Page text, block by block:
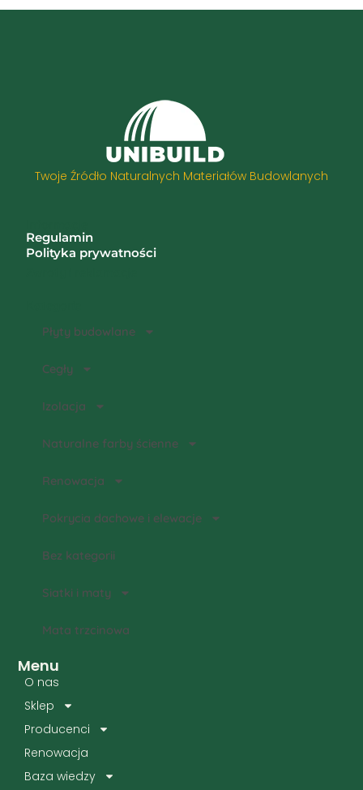
Twoje Źródło Naturalnych Materiałów Budowlanych
Menu
O nas
Sklep
Producenci
Renowacja
Baza wiedzy
Płyty budowlane
Cegły
Izolacja
Naturalne farby ścienne
Renowacja
Pokrycia dachowe i elewacje
Bez kategorii
Siatki i maty
Mata trzcinowa
Regulamin
Polityka prywatności